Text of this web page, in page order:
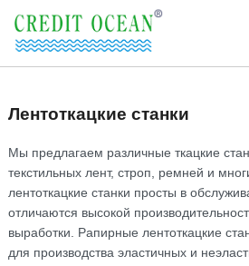
Лентоткацкие станки
Мы предлагаем различные ткацкие
текстильных лент, строп, ремней и
лентоткацкие станки просты в
отличаются высокой
выработки. Рапирные лентоткацкие
для производства эластичных и